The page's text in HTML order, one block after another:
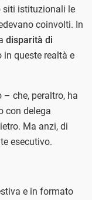
siti istituzionali le
coinvolti. In
disparità di
queste realtà e
che, peraltro, ha
con delega
Ma anzi, di
esecutivo.
e in formato